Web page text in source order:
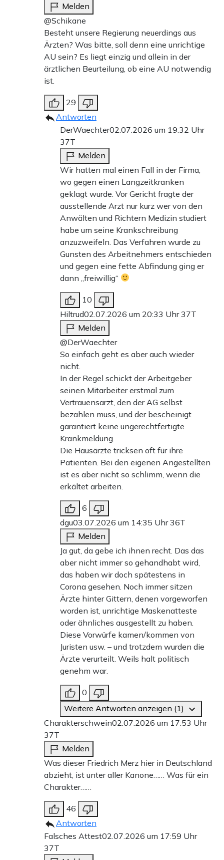
Melden
@Schikane
Besteht unsere Regierung neuerdings aus
Ärzten? Was bitte, soll denn eine unrichtige
AU sein? Es liegt einzig und allein in der
ärztlichen Beurteilung, ob eine AU notwendig
ist.
29
Antworten
DerWaechter02.07.2026 um 19:32 Uhr
37T
Melden
Wir hatten mal einen Fall in der Firma,
wo gegen einen Langzeitkranken
geklagt wurde. Vor Gericht fragte der
ausstellende Arzt nur kurz wer von den
Anwälten und Richtern Medizin studiert
habe um seine Krankschreibung
anzuzweifeln. Das Verfahren wurde zu
Gunsten des Arbeitnehmers entschieden
und gegen eine fette Abfindung ging er
dann „freiwillig“
10
Hiltrud02.07.2026 um 20:33 Uhr37T
Melden
@DerWaechter
So einfach geht es aber auch wieder
nicht.
In der Regel schickt der Arbeitgeber
seinen Mitarbeiter erstmal zum
Vertrauensarzt, den der AG selbst
bezahlen muss, und der bescheinigt
garantiert keine ungerechtfertigte
Krankmeldung.
Die Hausärzte tricksen oft für ihre
Patienten. Bei den eigenen Angestellten
ist es aber nicht so schlimm, wenn die
erkältet arbeiten.
6
dgu03.07.2026 um 14:35 Uhr36T
Melden
Ja gut, da gebe ich ihnen recht. Das das
aber nicht immer so gehandhabt wird,
das haben wir doch spätestens in
Corona gesehen. Noch immer sitzen
Ärzte hinter Gittern, denen vorgeworfen
worden ist, unrichtige Maskenatteste
oder ähnliches ausgestellt zu haben.
Diese Vorwürfe kamen/kommen von
Juristen usw. – und trotzdem wurden die
Ärzte verurteilt. Weils halt politisch
genehm war.
0
Weitere Antworten anzeigen (1)
Charakterschwein02.07.2026 um 17:53 Uhr
37T
Melden
Was dieser Friedrich Merz hier in Deutschland
abzieht, ist unter aller Kanone…… Was für ein
Charakter……
46
Antworten
Falsches Attest02.07.2026 um 17:59 Uhr
37T